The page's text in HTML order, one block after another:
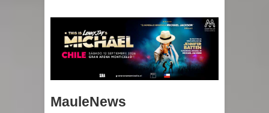
MauleNews